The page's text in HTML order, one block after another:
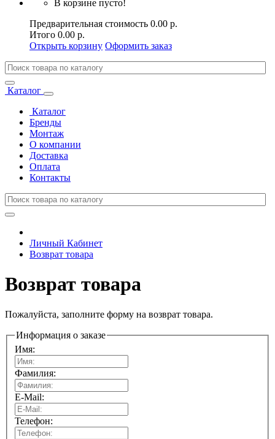
В корзине пусто!
Предварительная стоимость 0.00 р.
Итого 0.00 р.
Открыть корзину Оформить заказ
Каталог
Каталог
Бренды
Монтаж
О компании
Доставка
Оплата
Контакты
Личный Кабинет
Возврат товара
Возврат товара
Пожалуйста, заполните форму на возврат товара.
Информация о заказе
Имя:
Фамилия:
E-Mail:
Телефон: